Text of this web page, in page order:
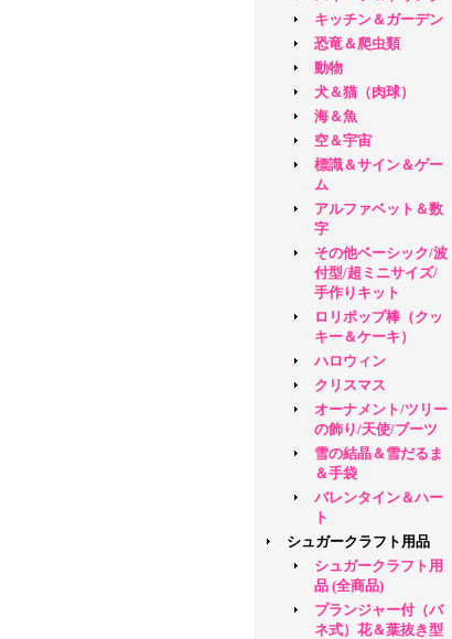
キッチン＆ガーデン
恐竜＆爬虫類
動物
犬＆猫（肉球）
海＆魚
空＆宇宙
標識＆サイン＆ゲー
ム
アルファベット＆数
字
その他ベーシック/波
付型/超ミニサイズ/
手作りキット
ロリポップ棒（クッ
キー＆ケーキ）
ハロウィン
クリスマス
オーナメント/ツリー
の飾り/天使/ブーツ
雪の結晶＆雪だるま
＆手袋
バレンタイン＆ハー
ト
シュガークラフト用品
シュガークラフト用
品 (全商品)
プランジャー付（バ
ネ式）花＆葉抜き型